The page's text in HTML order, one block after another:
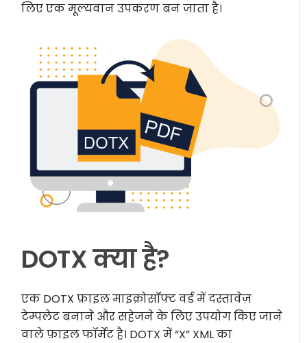
लिए एक मूल्यवान उपकरण बन जाता है।
DOTX क्या है?
एक DOTX फ़ाइल माइक्रोसॉफ्ट वर्ड में दस्तावेज़
टेम्पलेट बनाने और सहेजने के लिए उपयोग किए जाने
वाले फ़ाइल फॉर्मेट है। DOTX में “X” XML का